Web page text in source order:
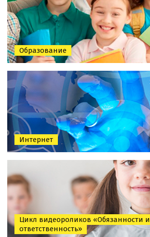
Образование
Интернет
Цикл видеороликов «Обязанности и
ответственность»